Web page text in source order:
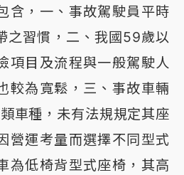
含，一、事故駕駛員平時
之習慣，二、我國59歲以
項目及流程與一般駕駛人
較為寬鬆，三、事故車輛
車種，未有法規規定其座
營運考量而選擇不同型式
為低椅背型式座椅，其高